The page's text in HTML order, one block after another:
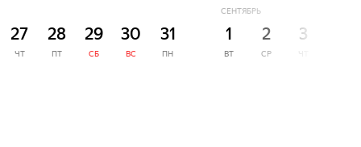
27
ЧТ
28
ПТ
29
СБ
30
ВС
31
ПН
СЕНТЯБРЬ
1
ВТ
2
СР
3